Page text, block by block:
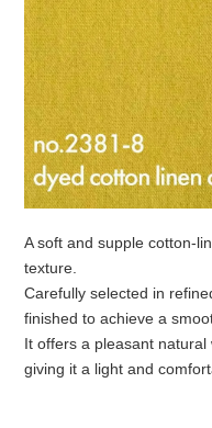
A soft and supple cotton-
texture.
Carefully selected in
finished to achieve a
It offers a pleasant natural
giving it a light and